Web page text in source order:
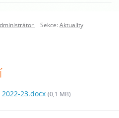
Sekce:Aktuality
23.docx (0,1 MB)